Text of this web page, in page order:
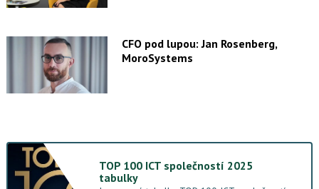
CFO pod lupou: Jan Rosenberg,
MoroSystems
TOP 100 ICT společností 2025
tabulky